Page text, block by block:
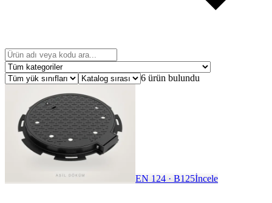
6 ürün bulundu
EN 124 · B125İncele